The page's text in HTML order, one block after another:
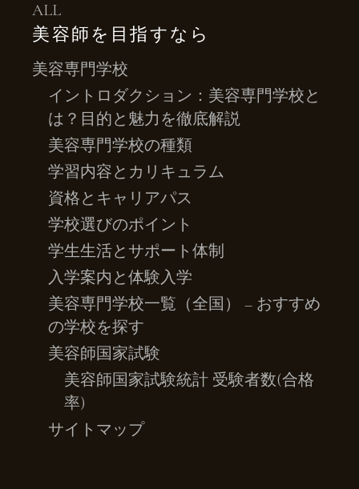
ALL
美容師を目指すなら
美容専門学校
イントロダクション：美容専門学校と
は？目的と魅力を徹底解説
美容専門学校の種類
学習内容とカリキュラム
資格とキャリアパス
学校選びのポイント
学生生活とサポート体制
入学案内と体験入学
美容専門学校一覧（全国） – おすすめ
の学校を探す
美容師国家試験
美容師国家試験統計 受験者数(合格
率)
サイトマップ